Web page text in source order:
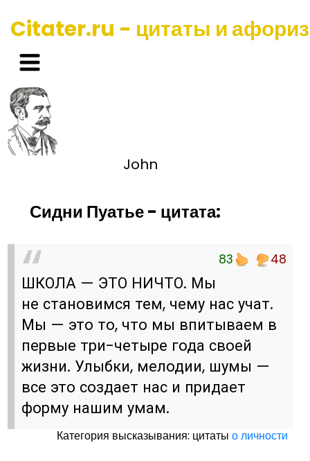
Citater.ru - цитаты и
John
Сидни Пуатье - цитата:
83 48
ШКОЛА — ЭТО НИЧТО. Мы
не становимся тем, чему нас учат.
Мы — это то, что мы впитываем в
первые три-четыре года своей
жизни. Улыбки, мелодии, шумы —
все это создает нас и придает
форму нашим умам.
Категория высказывания: цитатыо личности